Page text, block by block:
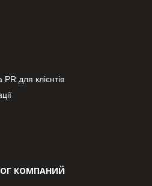
для клієнтів
КОМПАНИЙ